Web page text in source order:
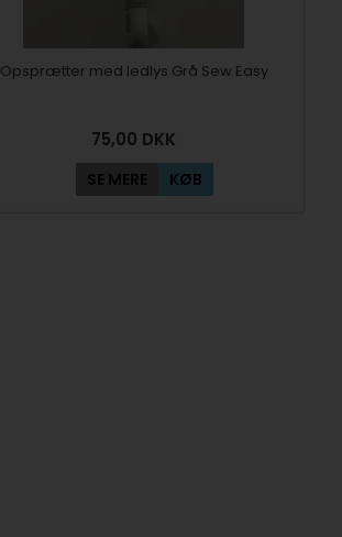
Opsprætter med ledlys Grå Sew Easy
75,00 DKK
SE MERE KØB